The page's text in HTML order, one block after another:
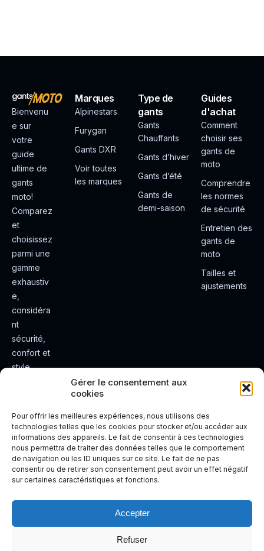
Gérer le consentement aux
cookies
Pour offrir les meilleures expériences, nous utilisons des
technologies telles que les cookies pour stocker et/ou accéder aux
informations des appareils. Le fait de consentir à ces technologies
nous permettra de traiter des données telles que le comportement
de navigation ou les ID uniques sur ce site. Le fait de ne pas
consentir ou de retirer son consentement peut avoir un effet négatif
sur certaines caractéristiques et fonctions.
Accepter
Refuser
Bienvenu
e sur
votre
guide
ultime de
gants
moto!
Comparez
et
choisissez
parmi une
gamme
exhaustiv
e,
considéra
nt
sécurité,
confort et
style.
e de
conduite
plus sûre
et plus
agréable.
Marques
Alpinestars
Furygan
Gants DXR
Voir toutes
les marques
Type de
gants
Gants
Chauffants
Gants d’hiver
Gants d’été
Gants de
demi-saison
Guides
d'achat
Comment
choisir ses
gants de
moto
Comprendre
les normes
de sécurité
Entretien des
gants de
moto
Tailles et
ajustements